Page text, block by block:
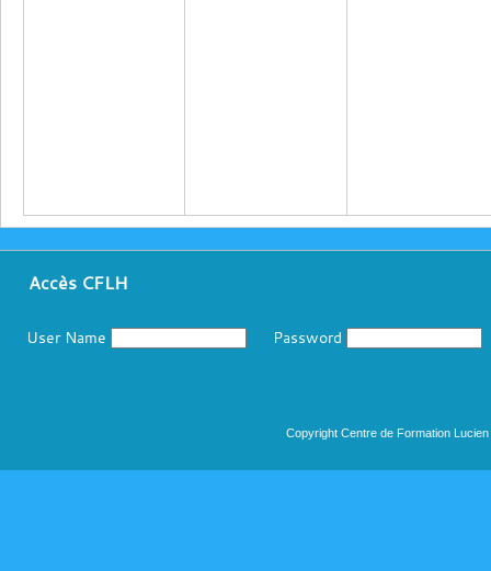
Accès CFLH
User Name Password
Copyright Centre de Formation